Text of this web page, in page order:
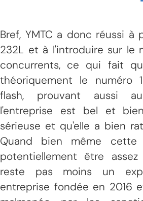
Bref, YMTC a donc réussi à
232L et à l'introduire sur le
concurrents, ce qui fait
théoriquement le numéro
flash, prouvant aussi
l'entreprise est bel et
sérieuse et qu'elle a bien
Quand bien même cette
potentiellement être
reste pas moins un
entreprise fondée en 2016